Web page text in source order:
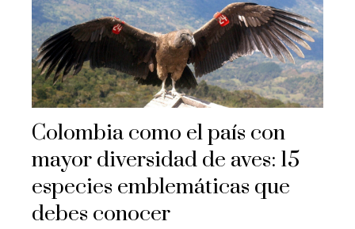
Colombia como el país con
mayor diversidad de aves: 15
especies emblemáticas que
debes conocer